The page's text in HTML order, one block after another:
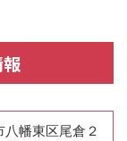
幡東区尾倉２